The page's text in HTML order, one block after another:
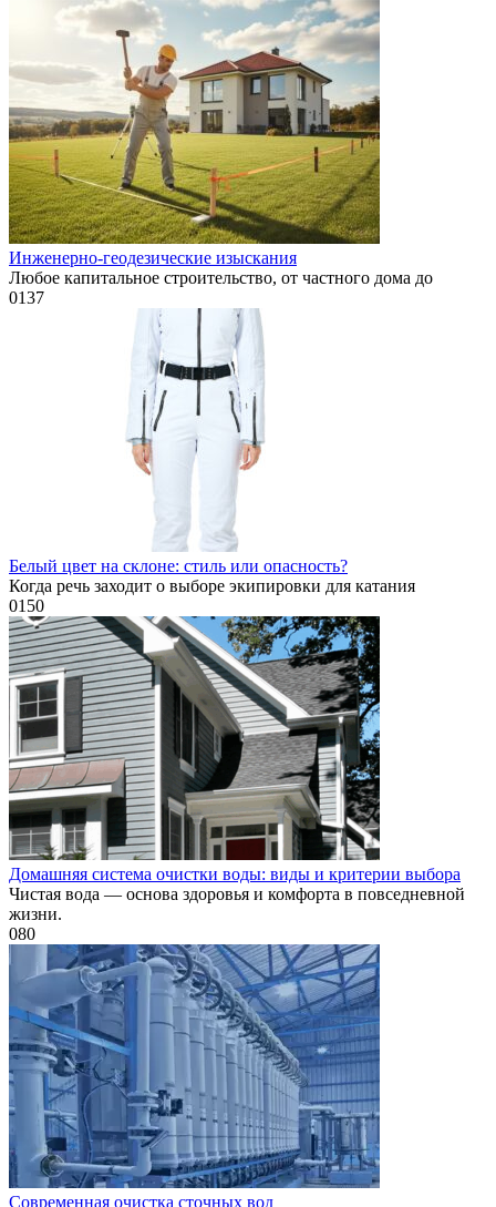
Инженерно-геодезические изыскания
Любое капитальное строительство, от частного дома до
0137
Белый цвет на склоне: стиль или опасность?
Когда речь заходит о выборе экипировки для катания
0150
Домашняя система очистки воды: виды и критерии выбора
Чистая вода — основа здоровья и комфорта в повседневной
жизни.
080
Современная очистка сточных вод